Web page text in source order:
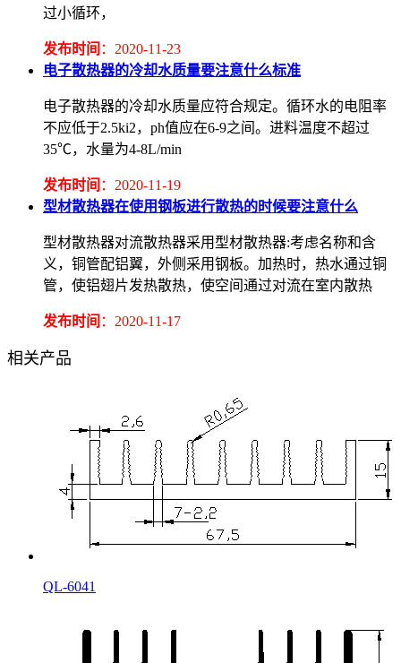
过小循环，
发布时间 ：2020-11-23
电子散热器的冷却水质量要注意什么标准
电子散热器的冷却水质量应符合规定。循环水的电阻率
不应低于2.5ki2，ph值应在6-9之间。进料温度不超过
35℃，水量为4-8L/min
发布时间 ：2020-11-19
型材散热器在使用钢板进行散热的时候要注意什么
型材散热器对流散热器采用型材散热器:考虑名称和含
义，铜管配铝翼，外侧采用钢板。加热时，热水通过铜
管，使铝翅片发热散热，使空间通过对流在室内散热
发布时间 ：2020-11-17
相关产品
QL-6041